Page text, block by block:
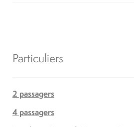
À propos
Carrières
Particuliers
2 passagers
4 passagers